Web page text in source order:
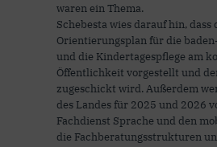
waren ein Thema.
Schebesta wies darauf hin,
Orientierungsplan für die
und die Kindertagespflege am
Öffentlichkeit vorgestellt und
zugeschickt wird. Außerdem
des Landes für 2025 und 2026
Fachdienst Sprache und den
die Fachberatungsstrukturen